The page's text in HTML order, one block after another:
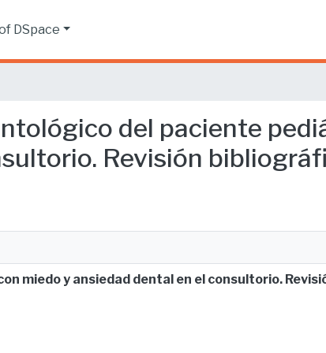
DSpace
del paciente
Revisión
miedo y ansiedad dental en el consultorio.